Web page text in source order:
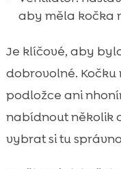
aby měla kočka
Je klíčové, aby
dobrovolné.
podložce ani
nabídnout několik
vybrat si tu